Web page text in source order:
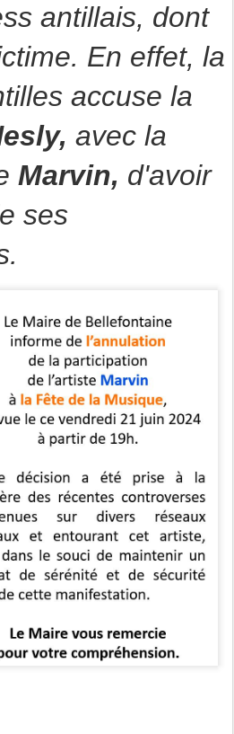
antillais, dont
En effet, la
accuse la
avec la
Marvin, d'avoir
ses